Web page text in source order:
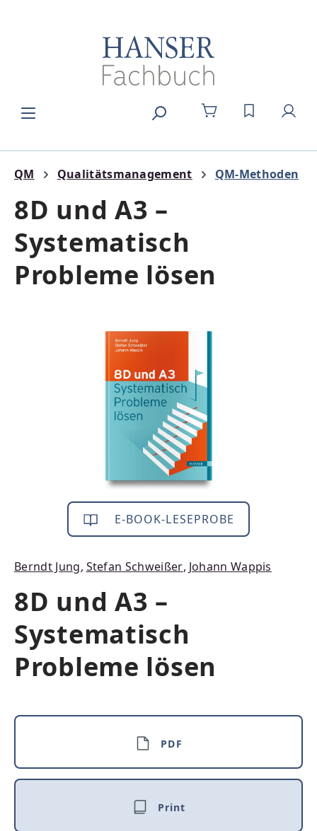
DU HAST 0
QM Qualitätsmanagement QM-Methoden
8D und A3 –
Systematisch
Probleme lösen
Bildergalerie überspringen
E-BOOK-LESEPROBE
Berndt Jung, Stefan Schweißer, Johann Wappis
8D und A3 –
Systematisch
Probleme lösen
PDF
Print